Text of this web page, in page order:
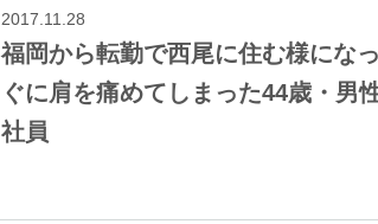
2017.11.28
福岡から転勤で西尾に住む様にな
ぐに肩を痛めてしまった44歳・男
社員